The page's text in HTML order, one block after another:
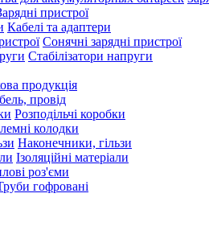
пристрої
Кабелі та адаптери
Сонячні зарядні пристрої
Стабілізатори напруги
продукція
провід
Розподільчі коробки
колодки
Наконечники, гільзи
Ізоляційні матеріали
роз'єми
гофровані